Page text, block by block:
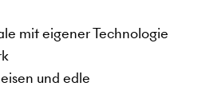
mit eigener Technologie
und edle